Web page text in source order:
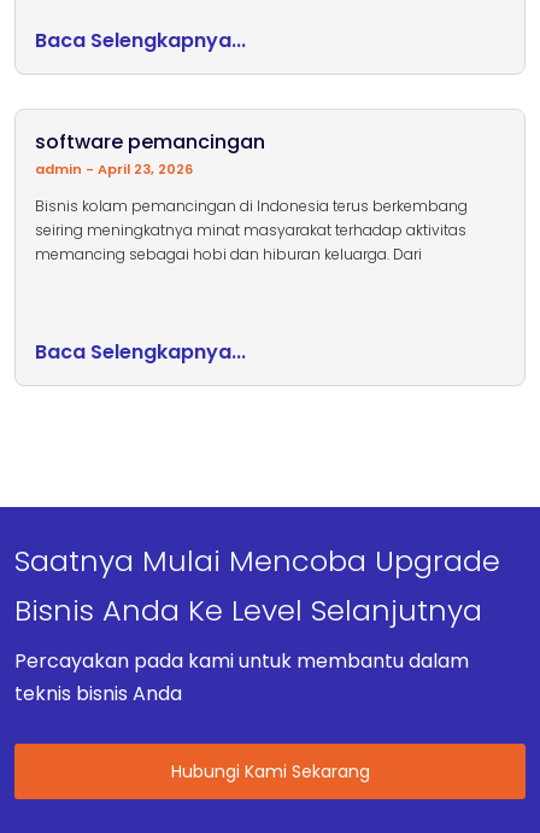
Baca Selengkapnya...
software pemancingan
admin April 23, 2026
Bisnis kolam pemancingan di Indonesia terus berkembang
seiring meningkatnya minat masyarakat terhadap aktivitas
memancing sebagai hobi dan hiburan keluarga. Dari
Baca Selengkapnya...
Saatnya Mulai Mencoba Upgrade
Bisnis Anda Ke Level Selanjutnya
Percayakan pada kami untuk membantu dalam
teknis bisnis Anda
Hubungi Kami Sekarang